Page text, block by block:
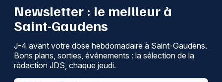
Newsletter : le meilleur à
Saint-Gaudens
J-4 avant votre dose hebdomadaire à Saint-Gaudens.
Bons plans, sorties, événements : la sélection de la
rédaction JDS, chaque jeudi.